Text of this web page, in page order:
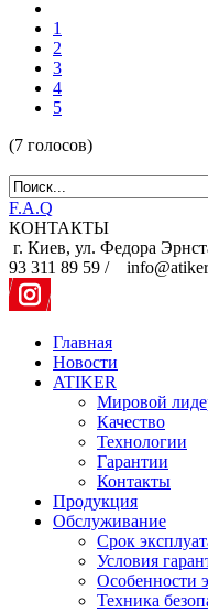
1
2
3
4
5
(7 голосов)
F.A.Q
КОНТАКТЫ
г. Киев, ул. Федора
93 311 89 59 /
Главная
Новости
ATIKER
Мировой
Качество
Технологии
Гарантии
Контакты
Продукция
Обслуживание
Срок
Условия
Особенности
Техника